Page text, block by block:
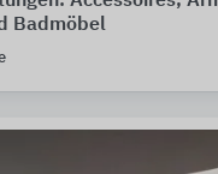
Badmöbel